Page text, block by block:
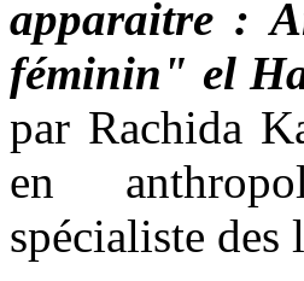
apparaitre :
féminin" el
par Rachida
en
spécialiste des